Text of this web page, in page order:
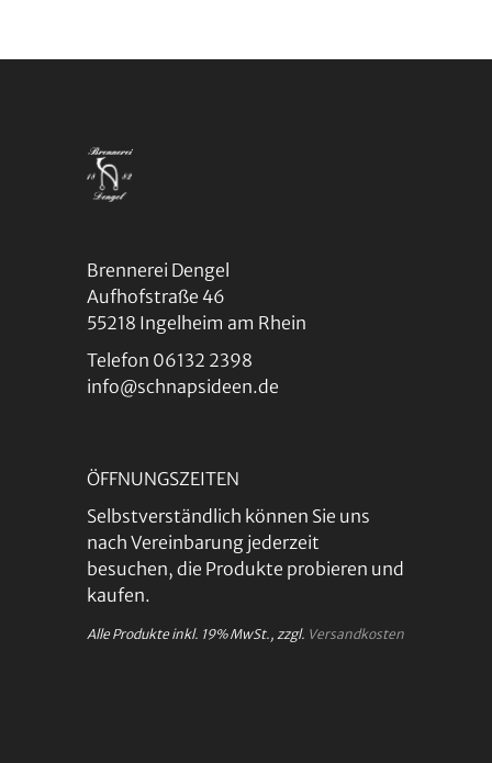
Brennerei Dengel
Aufhofstraße 46
55218 Ingelheim am Rhein
Telefon 06132 2398
info@schnapsideen.de
ÖFFNUNGSZEITEN
Selbstverständlich können Sie uns
nach Vereinbarung jederzeit
besuchen, die Produkte probieren und
kaufen.
Alle Produkte inkl. 19% MwSt., zzgl. Versandkosten